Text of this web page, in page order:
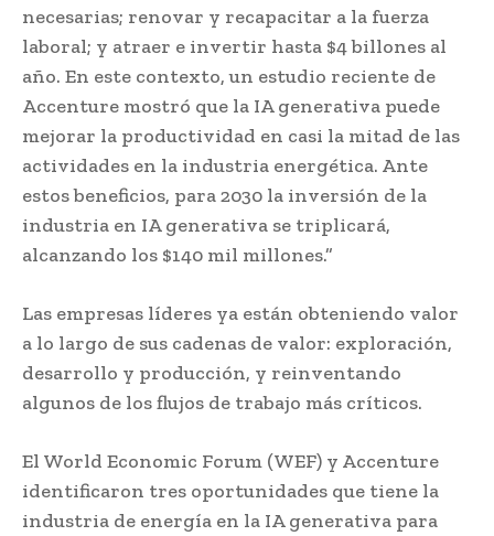
necesarias; renovar y recapacitar a la fuerza
laboral; y atraer e invertir hasta $4 billones al
año. En este contexto, un estudio reciente de
Accenture mostró que la IA generativa puede
mejorar la productividad en casi la mitad de las
actividades en la industria energética. Ante
estos beneficios, para 2030 la inversión de la
industria en IA generativa se triplicará,
alcanzando los $140 mil millones.”
Las empresas líderes ya están obteniendo valor
a lo largo de sus cadenas de valor: exploración,
desarrollo y producción, y reinventando
algunos de los flujos de trabajo más críticos.
El World Economic Forum (WEF) y Accenture
identificaron tres oportunidades que tiene la
industria de energía en la IA generativa para